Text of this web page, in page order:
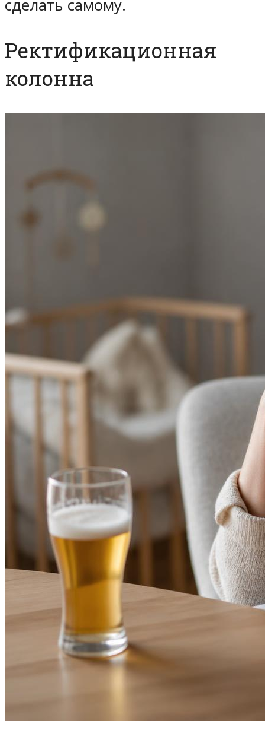
сделать самому.
Ректификационная
колонна